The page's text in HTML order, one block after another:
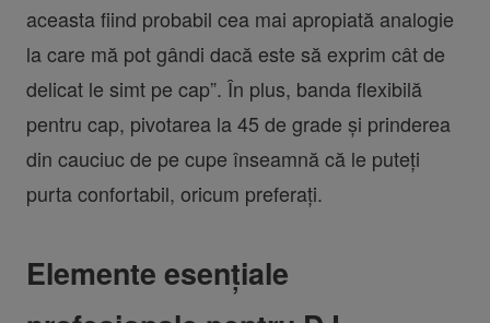
aceasta fiind probabil cea mai apropiată analogie
la care mă pot gândi dacă este să exprim cât de
delicat le simt pe cap”. În plus, banda flexibilă
pentru cap, pivotarea la 45 de grade și prinderea
din cauciuc de pe cupe înseamnă că le puteți
purta confortabil, oricum preferați.
Elemente esențiale